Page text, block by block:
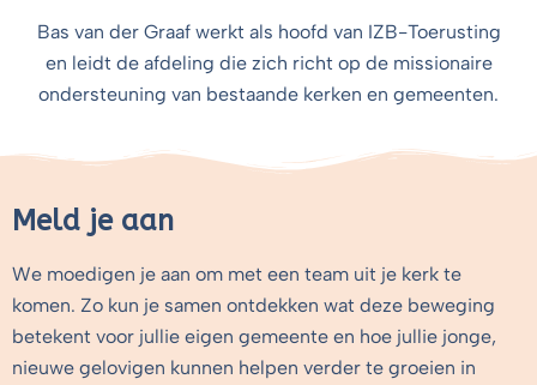
Bas van der Graaf werkt als hoofd van IZB-Toerusting
en leidt de afdeling die zich richt op de missionaire
ondersteuning van bestaande kerken en gemeenten.
Meld je aan
We moedigen je aan om met een team uit je kerk te
komen. Zo kun je samen ontdekken wat deze beweging
betekent voor jullie eigen gemeente en hoe jullie jonge,
nieuwe gelovigen kunnen helpen verder te groeien in